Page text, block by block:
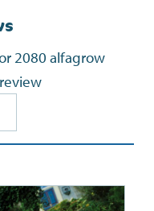
2080 alfagrow